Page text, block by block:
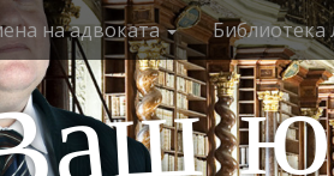
на адвоката Библиотека
аш ю